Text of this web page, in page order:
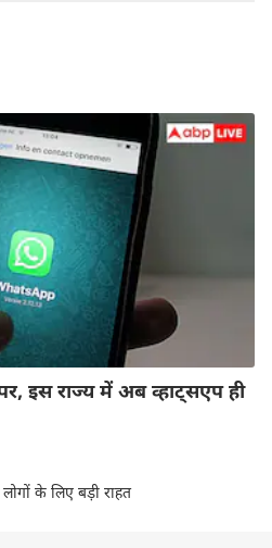
इस राज्य में अब व्हाट्सएप ही
के लिए बड़ी राहत